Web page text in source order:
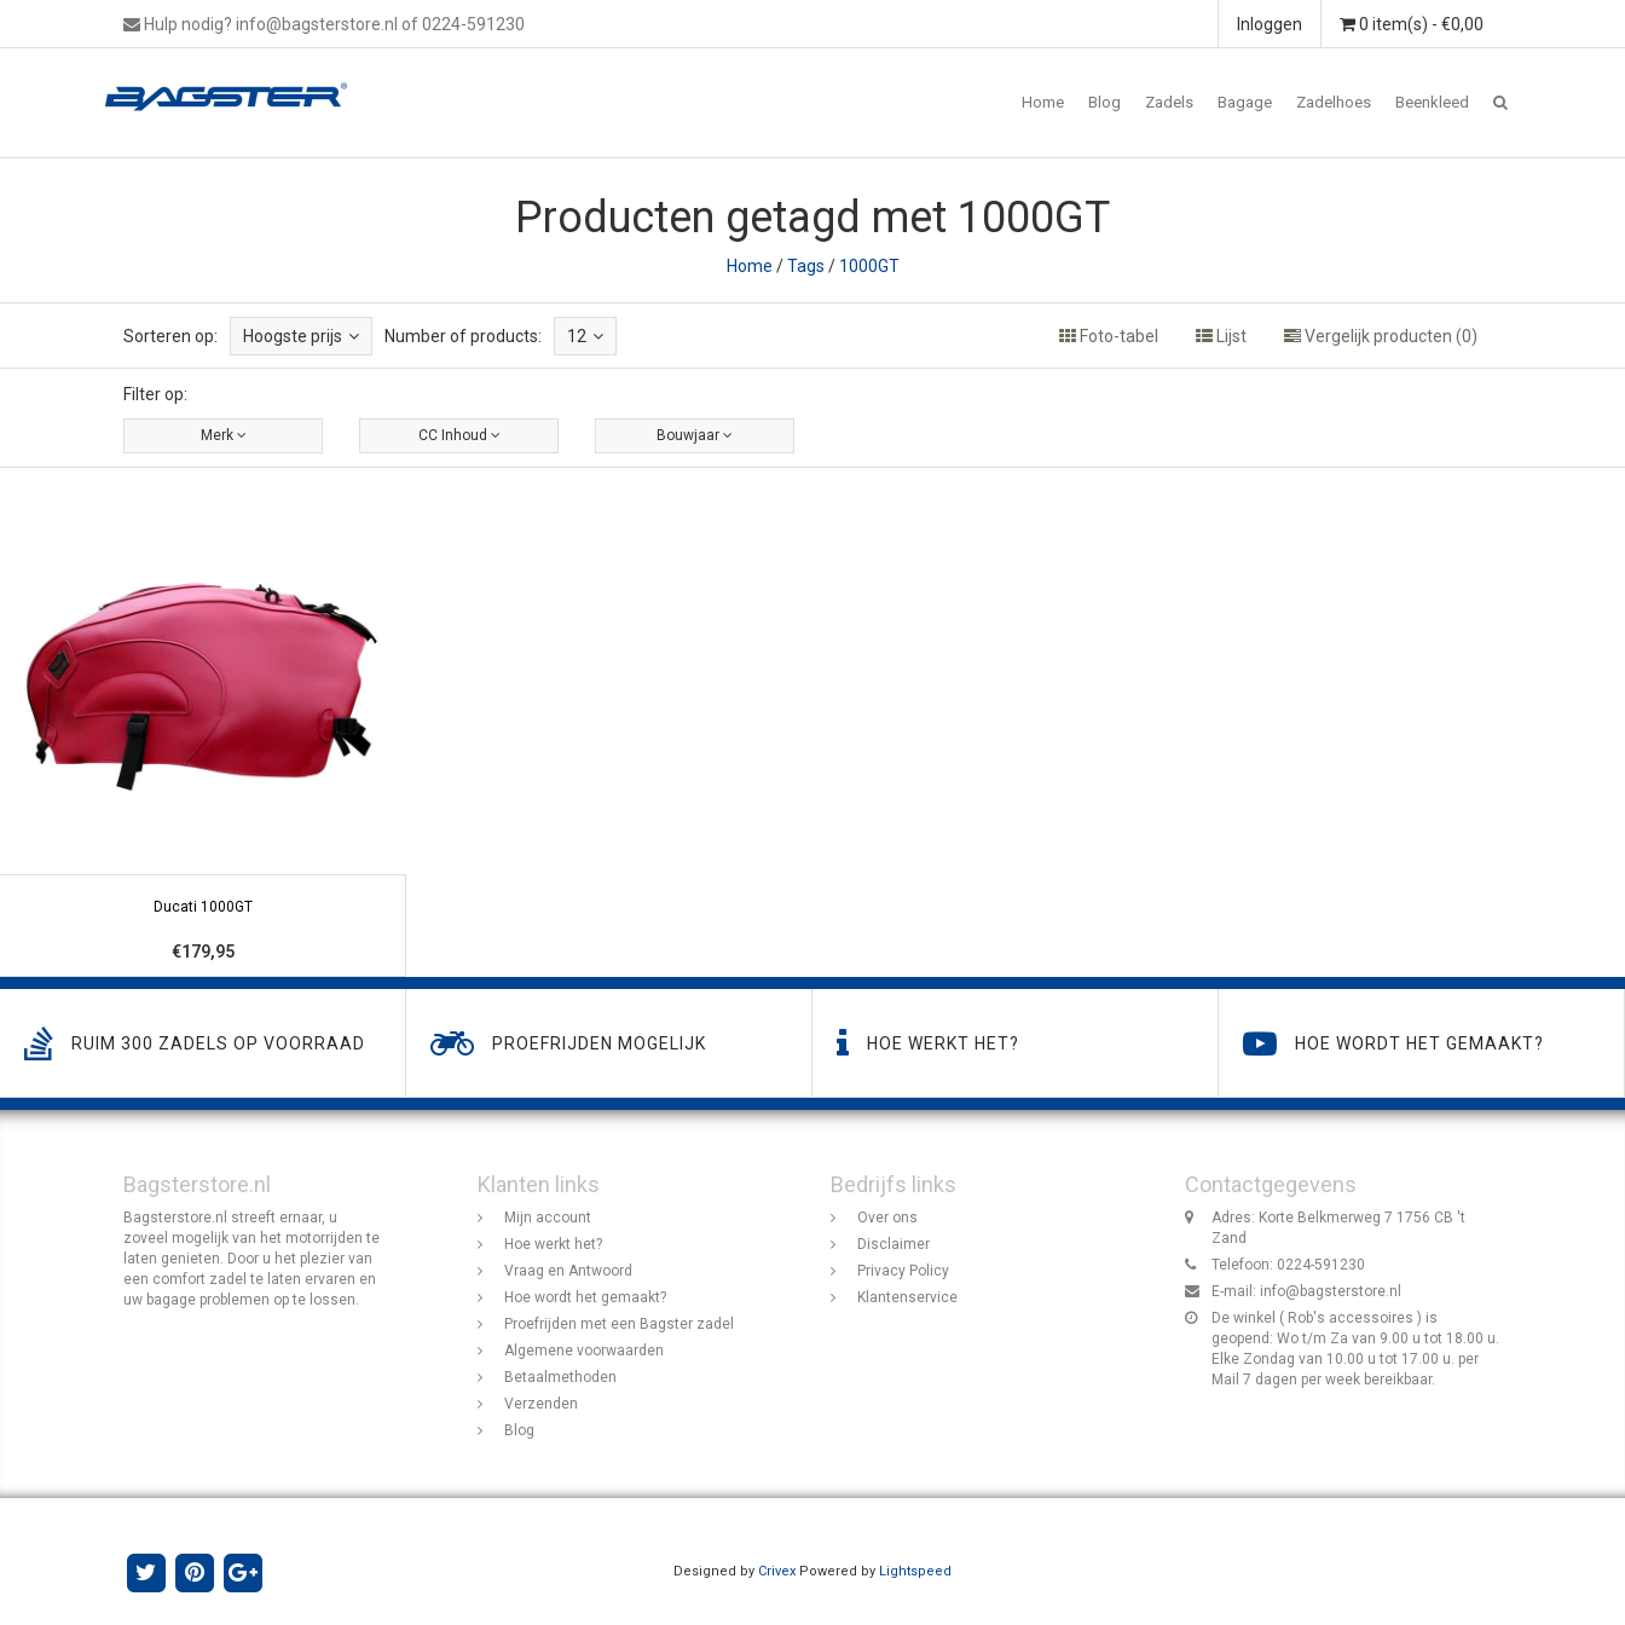
Hulp nodig? info@bagsterstore.nl of 0224-591230 0 item(s) - €0,00
Inloggen
Home Blog Zadels Bagage Zadelhoes Beenkleed
Producten getagd met 1000GT
Home /Tags / 1000GT
Sorteren op: Hoogste prijs Number of products: 12 Foto-tabel Lijst Vergelijk producten (0)
Filter op:
Merk CC Inhoud Bouwjaar
Ducati 1000GT
€179,95
RUIM 300 ZADELS OP VOORRAAD PROEFRIJDEN MOGELIJK HOE WERKT HET? HOE WORDT HET GEMAAKT?
Bagsterstore.nl
Bagsterstore.nl streeft ernaar, u
zoveel mogelijk van het motorrijden te
laten genieten. Door u het plezier van
een comfort zadel te laten ervaren en
uw bagage problemen op te lossen.
Klanten links
Mijn account
Hoe werkt het?
Vraag en Antwoord
Hoe wordt het gemaakt?
Proefrijden met een Bagster zadel
Algemene voorwaarden
Betaalmethoden
Verzenden
Blog
Bedrijfs links
Over ons
Disclaimer
Privacy Policy
Klantenservice
Contactgegevens
Adres: Korte Belkmerweg 7 1756 CB 't
Zand
Telefoon: 0224-591230
E-mail: info@bagsterstore.nl
De winkel ( Rob's accessoires ) is
geopend: Wo t/m Za van 9.00 u tot 18.00 u.
Elke Zondag van 10.00 u tot 17.00 u. per
Mail 7 dagen per week bereikbaar.
Designed by Crivex Powered by Lightspeed